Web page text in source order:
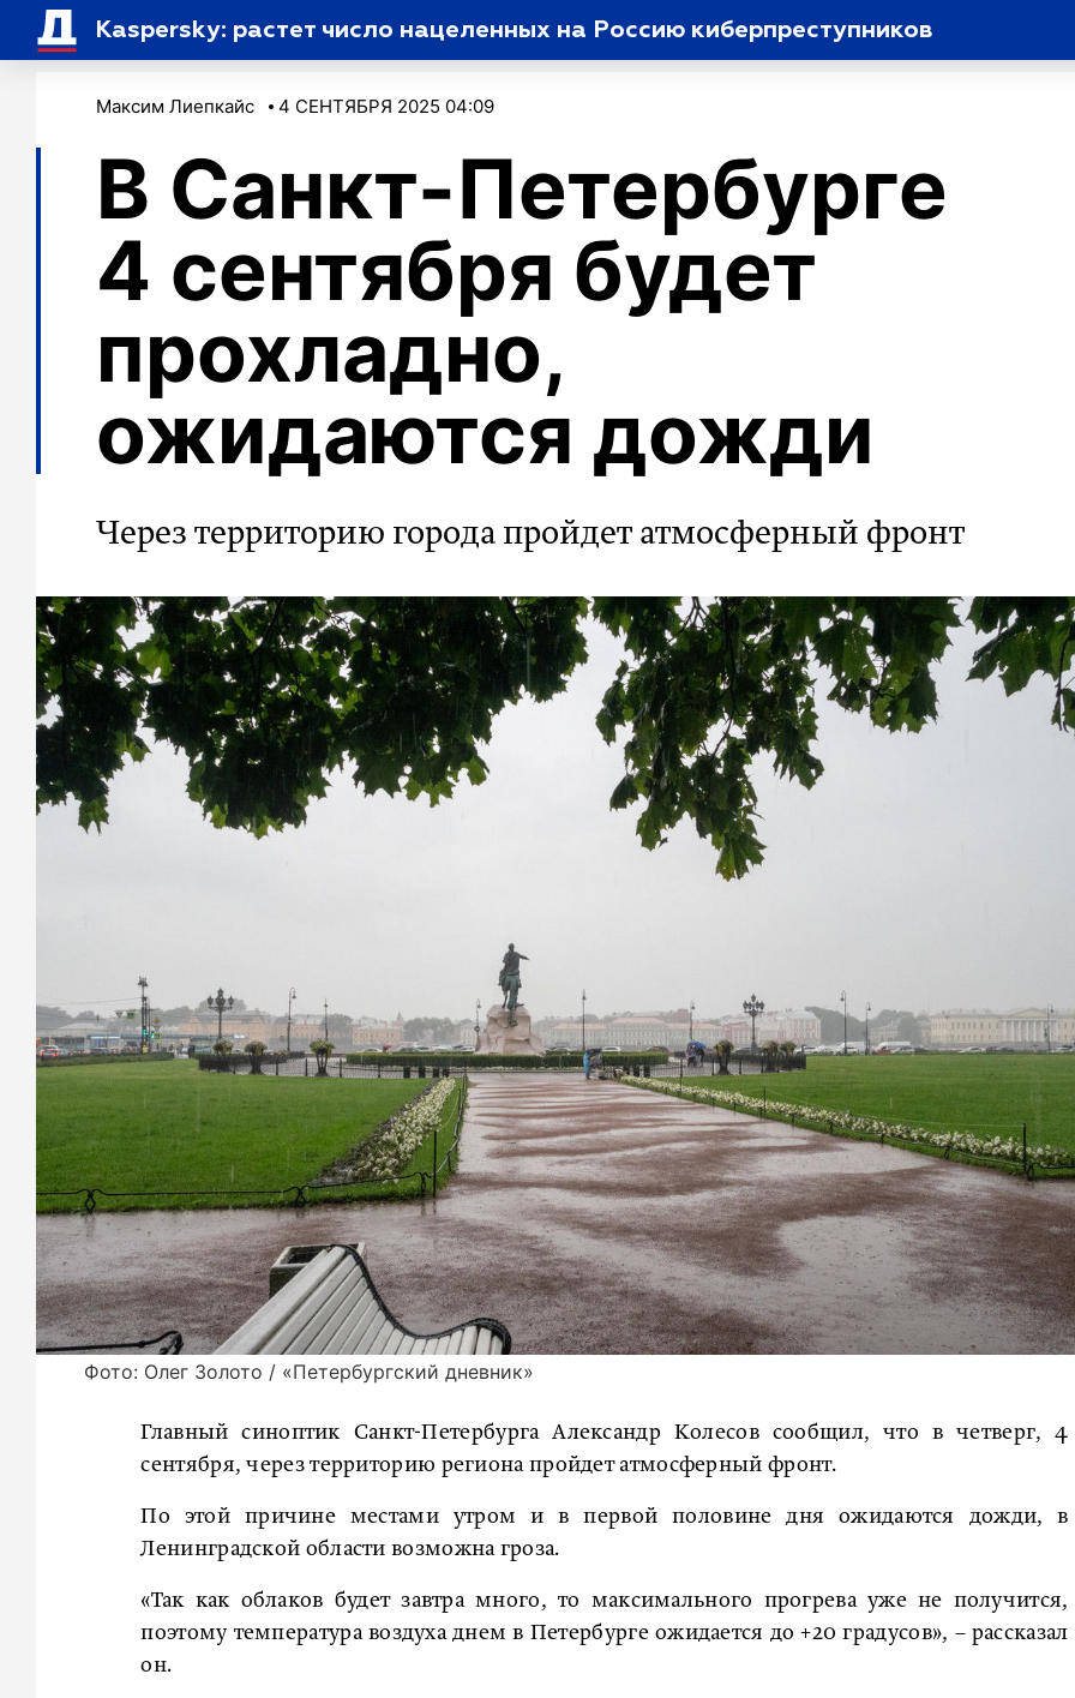
Kaspersky: растет число нацеленных на Россию киберпреступников
Максим Лиепкайс 4 СЕНТЯБРЯ 2025 04:09
В Санкт-Петербурге
4 сентября будет
прохладно,
ожидаются дожди
Через территорию города пройдет атмосферный фронт
Фото: Олег Золото / «Петербургский дневник»
Главный синоптик Санкт-Петербурга Александр Колесов сообщил, что в четверг, 4
сентября, через территорию региона пройдет атмосферный фронт.
По этой причине местами утром и в первой половине дня ожидаются дожди, в
Ленинградской области возможна гроза.
«Так как облаков будет завтра много, то максимального прогрева уже не получится,
поэтому температура воздуха днем в Петербурге ожидается до +20 градусов», – рассказал
он.